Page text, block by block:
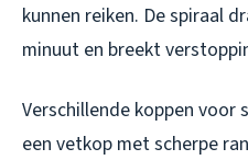
kunnen reiken. De spiraal
minuut en breekt
Verschillende koppen voor
een vetkop met scherpe